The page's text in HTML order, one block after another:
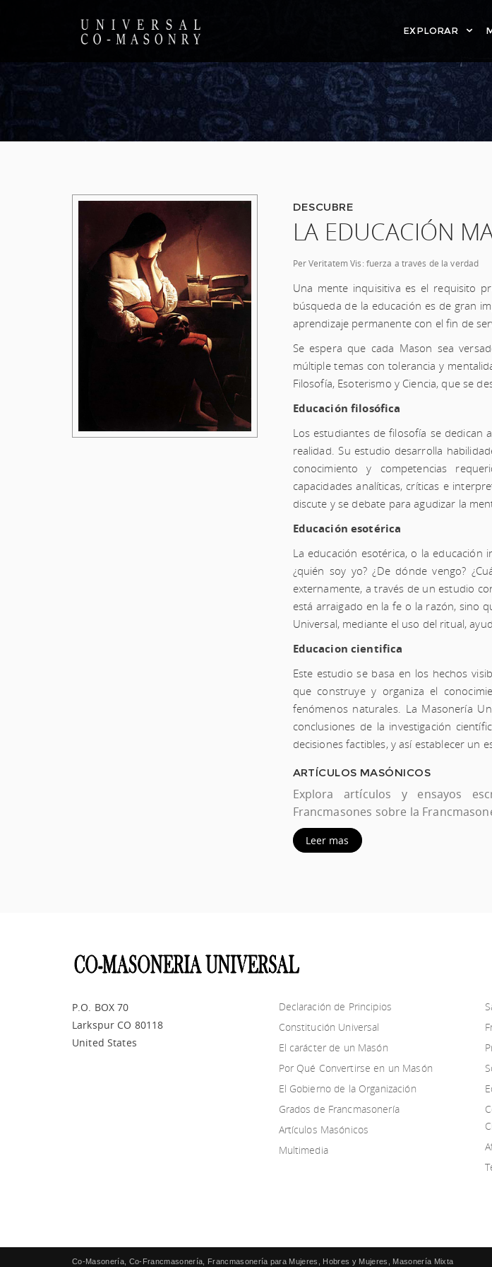
EXPLORAR
DECLARACIÓN DE
GRAN CONSTITUCIÓN
CARÁCTER DE UN MASÓN
GRADOS DE LA
AFILIACIÓN MASÓNICA
F.A.Q.
DESCUBRE
LA EDUCACIÓN
Per Veritatem Vis: fuerza a través de la verdad
Una mente inquisitiva es el requisito
búsqueda de la educación es de gran
aprendizaje permanente con el fin de
Se espera que cada Mason sea
múltiple temas con tolerancia y
Filosofía, Esoterismo y Ciencia, que se
Educación filosófica
Los estudiantes de filosofía se dedican
realidad. Su estudio desarrolla
conocimiento y competencias
capacidades analíticas, críticas e
discute y se debate para agudizar la
Educación esotérica
La educación esotérica, o la educación
¿quién soy yo? ¿De dónde vengo?
externamente, a través de un estudio
está arraigado en la fe o la razón, sino
Universal, mediante el uso del ritual,
Educacion cientifica
Este estudio se basa en los hechos
que construye y organiza el
fenómenos naturales. La Masonería
conclusiones de la investigación
decisiones factibles, y así establecer un
ARTÍCULOS MASÓNICOS
Explora artículos y ensayos
Francmasones sobre la
Leer mas
P.O. BOX 70
Larkspur CO 80118
United States
Declaración de Principios
Constitución Universal
El carácter de un Masón
Por Qué Convertirse en un Masón
El Gobierno de la Organización
Grados de Francmasonería
Artículos Masónicos
Multimedia
Co-Masonería, Co-Francmasonería, Francmasonería para Mujeres, Hobres y Mujeres, Masonería Mixta